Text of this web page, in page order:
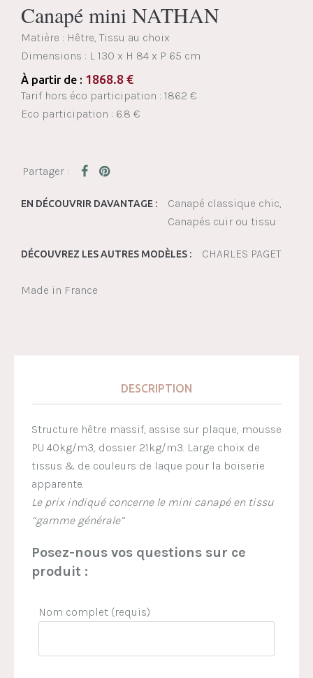
Canapé mini NATHAN
Matière : Hêtre, Tissu au choix
Dimensions : L 130 x H 84 x P 65 cm
À partir de : 1868.8 €
Tarif hors éco participation : 1862 €
Eco participation : 6.8 €
EN DÉCOUVRIR DAVANTAGE :
Canapé classique chic
Canapés cuir ou tissu
DÉCOUVREZ LES AUTRES MODÈLES : CHARLES PAGET
Made in France
DESCRIPTION
Structure hêtre massif, assise sur plaque, mousse
PU 40kg/m3, dossier 21kg/m3. Large choix de
tissus & de couleurs de laque pour la boiserie
apparente.
Le prix indiqué concerne le mini canapé en tissu
“gamme générale”
Posez-nous vos questions sur ce
produit :
Nom complet (requis)